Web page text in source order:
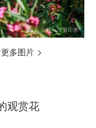
多图片
观赏花